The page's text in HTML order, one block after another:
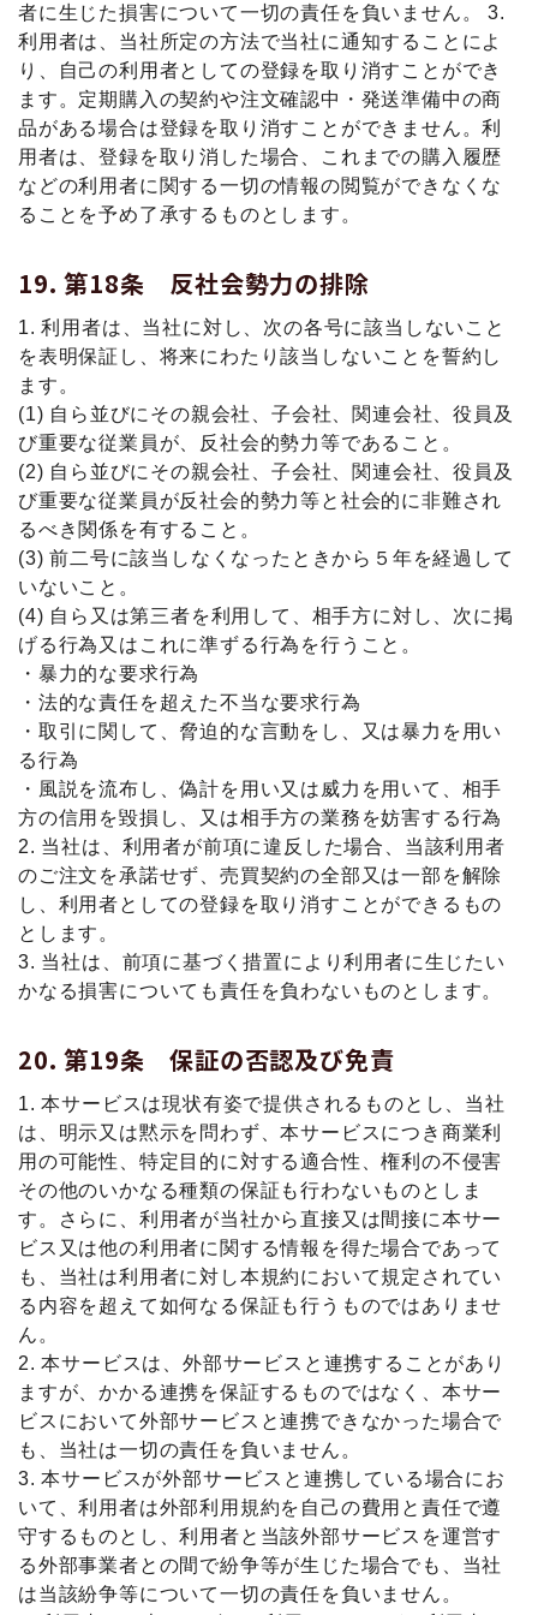
者に生じた損害について一切の責任を負いません。 3.
利用者は、当社所定の方法で当社に通知することによ
り、自己の利用者としての登録を取り消すことができ
ます。定期購入の契約や注文確認中・発送準備中の商
品がある場合は登録を取り消すことができません。利
用者は、登録を取り消した場合、これまでの購入履歴
などの利用者に関する一切の情報の閲覧ができなくな
ることを予め了承するものとします。
第18条 反社会勢力の排除
1. 利用者は、当社に対し、次の各号に該当しないこと
を表明保証し、将来にわたり該当しないことを誓約し
ます。
(1) 自ら並びにその親会社、子会社、関連会社、役員及
び重要な従業員が、反社会的勢力等であること。
(2) 自ら並びにその親会社、子会社、関連会社、役員及
び重要な従業員が反社会的勢力等と社会的に非難され
るべき関係を有すること。
(3) 前二号に該当しなくなったときから５年を経過して
いないこと。
(4) 自ら又は第三者を利用して、相手方に対し、次に掲
げる行為又はこれに準ずる行為を行うこと。
・暴力的な要求行為
・法的な責任を超えた不当な要求行為
・取引に関して、脅迫的な言動をし、又は暴力を用い
る行為
・風説を流布し、偽計を用い又は威力を用いて、相手
方の信用を毀損し、又は相手方の業務を妨害する行為
2. 当社は、利用者が前項に違反した場合、当該利⽤者
のご注⽂を承諾せず、売買契約の全部又は一部を解除
し、利用者としての登録を取り消すことができるもの
とします。
3. 当社は、前項に基づく措置により利用者に生じたい
かなる損害についても責任を負わないものとします。
第19条 保証の否認及び免責
1. 本サービスは現状有姿で提供されるものとし、当社
は、明示又は黙示を問わず、本サービスにつき商業利
用の可能性、特定目的に対する適合性、権利の不侵害
その他のいかなる種類の保証も行わないものとしま
す。さらに、利用者が当社から直接又は間接に本サー
ビス又は他の利用者に関する情報を得た場合であって
も、当社は利用者に対し本規約において規定されてい
る内容を超えて如何なる保証も行うものではありませ
ん。
2. 本サービスは、外部サービスと連携することがあり
ますが、かかる連携を保証するものではなく、本サー
ビスにおいて外部サービスと連携できなかった場合で
も、当社は一切の責任を負いません。
3. 本サービスが外部サービスと連携している場合にお
いて、利用者は外部利用規約を自己の費用と責任で遵
守するものとし、利用者と当該外部サービスを運営す
る外部事業者との間で紛争等が生じた場合でも、当社
は当該紛争等について一切の責任を負いません。